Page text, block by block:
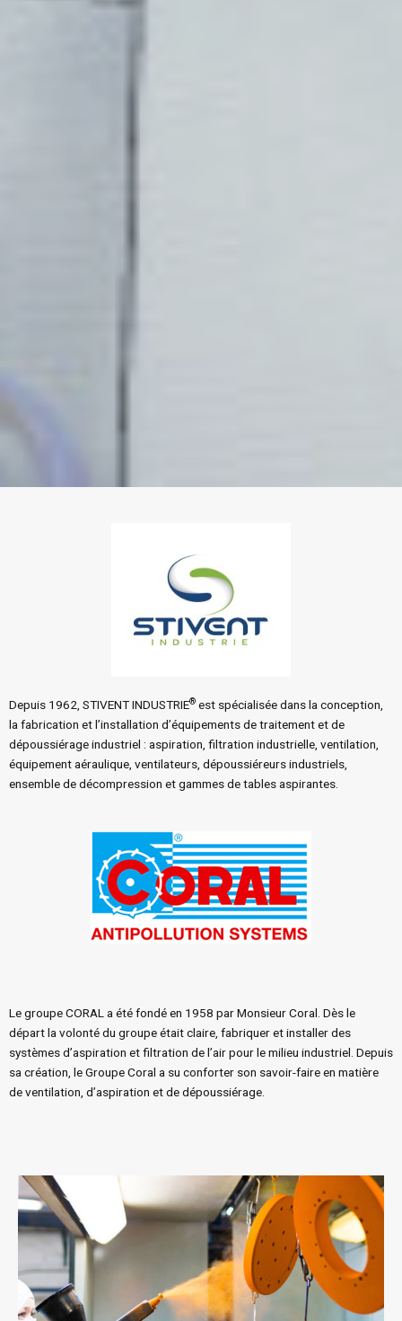
Depuis 1962, STIVENT INDUSTRIE® est spécialisée dans la conception,
la fabrication et l’installation d’équipements de traitement et de
dépoussiérage industriel : aspiration, filtration industrielle, ventilation,
équipement aéraulique, ventilateurs, dépoussiéreurs industriels,
ensemble de décompression et gammes de tables aspirantes.
Le groupe CORAL a été fondé en 1958 par Monsieur Coral. Dès le
départ la volonté du groupe était claire, fabriquer et installer des
systèmes d’aspiration et filtration de l’air pour le milieu industriel. Depuis
sa création, le Groupe Coral a su conforter son savoir-faire en matière
de ventilation, d’aspiration et de dépoussiérage.